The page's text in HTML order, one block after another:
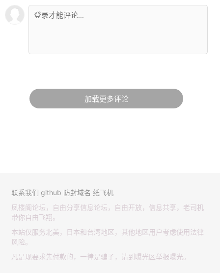
加载更多评论
联系我们 github 防封域名 纸飞机
凤楼阁论坛，自由分享信息论坛，自由开放，信息共享，老司机
带你自由飞翔。
本站仅服务北美，日本和台湾地区，其他地区用户考虑使用法律
风险。
凡是现要求先付款的，一律是骗子，请到曝光区举报曝光。